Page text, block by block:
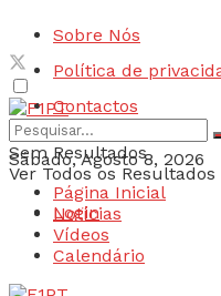
Sobre Nós
Política de
Contactos
Sábado, Agosto 8, 2026
Login
Sem Resultados
Ver Todos os Resultados
Página Inicial
Notícias
Vídeos
Calendário